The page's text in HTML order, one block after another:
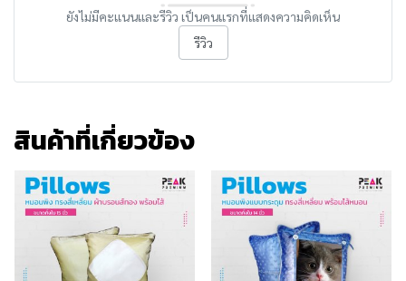
ยังไม่มีคะแนนและรีวิว เป็นคนแรกที่แสดงความคิดเห็น
รีวิว
สินค้าที่เกี่ยวข้อง